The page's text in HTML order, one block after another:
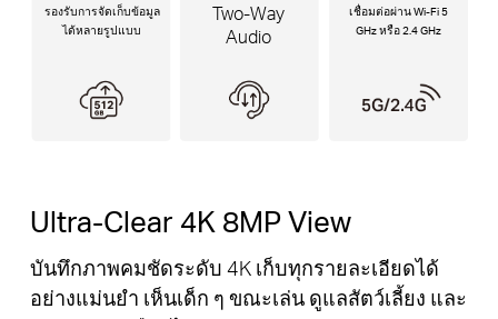
รองรับการจัดเก็บข้อมูล
ได้หลายรูปแบบ
Two-Way
Audio
เชื่อมต่อผ่าน Wi-Fi 5
GHz หรือ 2.4 GHz
Ultra-Clear 4K 8MP View
บันทึกภาพคมชัดระดับ 4K เก็บทุกรายละเอียดได้
อย่างแม่นยำ เห็นเด็ก ๆ ขณะเล่น ดูแลสัตว์เลี้ยง และ